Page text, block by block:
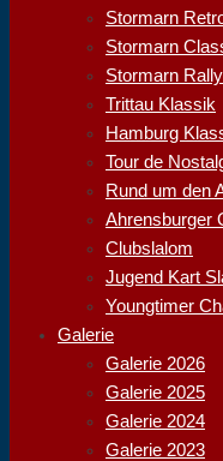
Stormarn
Stormarn
Stormarn
Trittau Klassik
Hamburg
Tour de
Rund um den
Ahrensburger
Clubslalom
Jugend Kart
Youngtimer
Galerie
Galerie 2026
Galerie 2025
Galerie 2024
Galerie 2023